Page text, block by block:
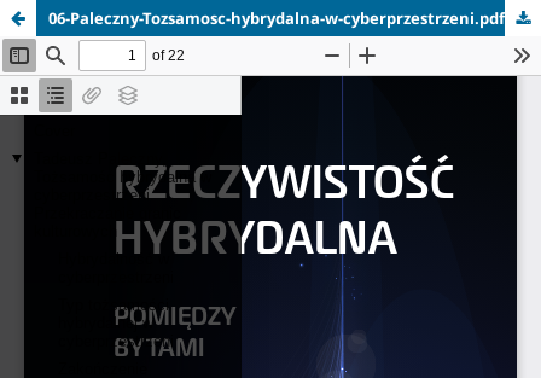
06-Paleczny-Tozsamosc-hybrydalna-w-cyberprzestrzeni.pdf